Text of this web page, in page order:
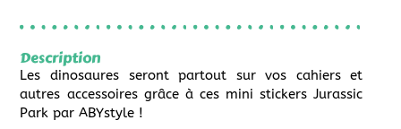
Description
Les dinosaures seront partout sur vos cahiers et
autres accessoires grâce à ces mini stickers Jurassic
Park par ABYstyle !